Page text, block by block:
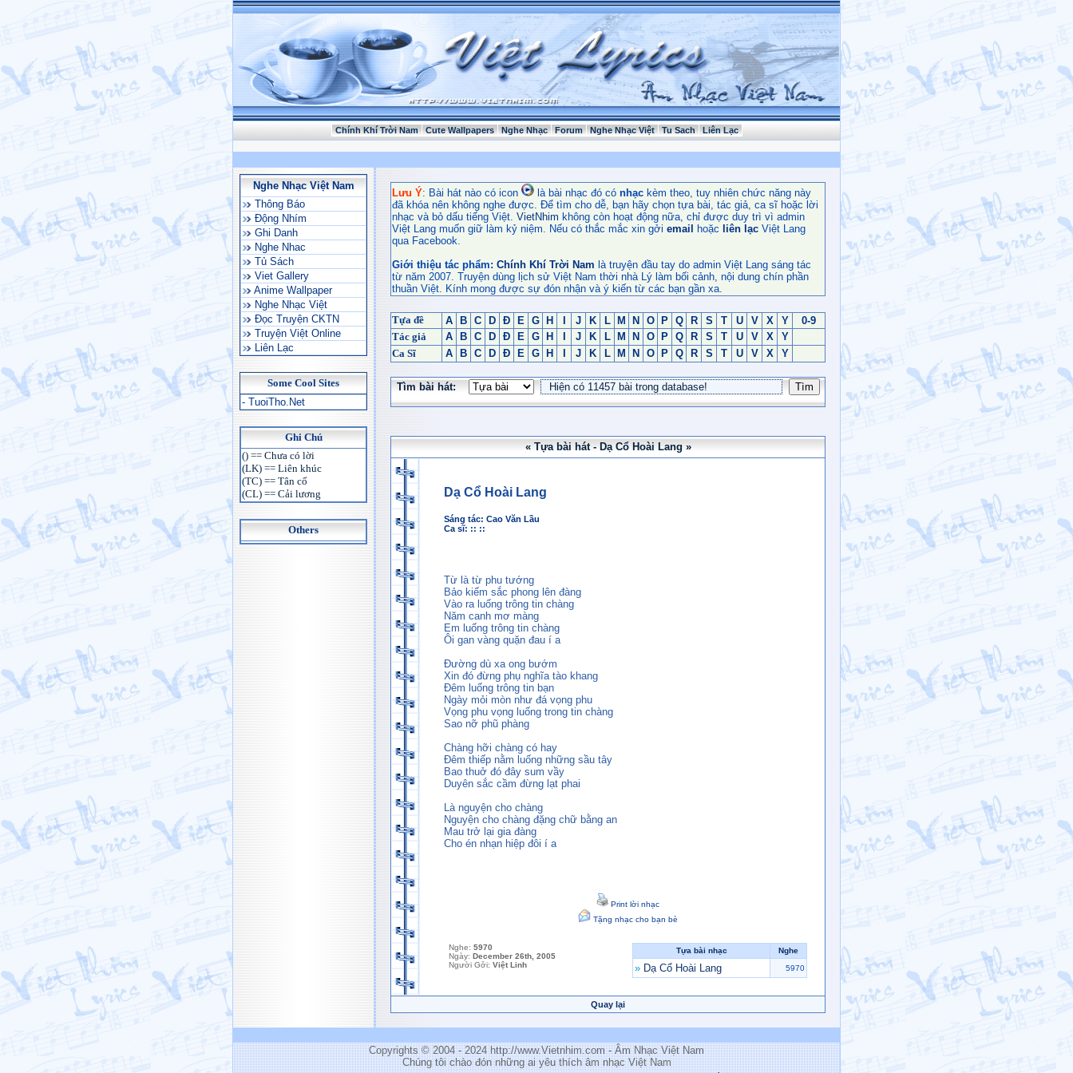
Chính Khí Trời Nam Cute Wallpapers Nghe Nhạc Forum Nghe Nhạc Việt Tu Sach Liên Lạc
Nghe Nhạc Việt Nam
Thông Báo
Động Nhím
Ghi Danh
Nghe Nhac
Tủ Sách
Viet Gallery
Anime Wallpaper
Nghe Nhạc Việt
Đọc Truyện CKTN
Truyện Việt Online
Liên Lạc
Some Cool Sites
- TuoiTho.Net
Ghi Chú
() == Chưa có lời
(LK) == Liên khúc
(TC) == Tân cổ
(CL) == Cải lương
Others
Lưu Ý: Bài hát nào có icon là bài nhạc đó có nhạc kèm theo, tuy nhiên chức năng này
đã khóa nên không nghe được. Để tìm cho dễ, bạn hãy chọn tựa bài, tác giả, ca sĩ hoặc lời
nhạc và bỏ dấu tiếng Việt. VietNhim không còn hoạt động nữa, chỉ được duy trì vì admin
Việt Lang muốn giữ làm kỷ niệm. Nếu có thắc mắc xin gởi email hoặc liên lạc Việt Lang
qua Facebook.
Giới thiệu tác phẩm: Chính Khí Trời Nam là truyện đầu tay do admin Việt Lang sáng tác
từ năm 2007. Truyện dùng lịch sử Việt Nam thời nhà Lý làm bối cảnh, nội dung chín phần
thuần Việt. Kính mong được sự đón nhận và ý kiến từ các bạn gần xa.
Tựa đề A B C D Đ E G H J K L M N O P Q R S T U V X Y
0-9
Tác giả
A B C D Đ E G H J K L M N O P Q R S T U V X
Y
Ca Sĩ
A B C D Đ E G H J K L M N O P Q R S T U V X Y
Tìm bài hát:
« Tựa bài hát - Dạ Cổ Hoài Lang »
Dạ Cổ Hoài Lang
Sáng tác: Cao Văn Lầu
Ca sĩ: :: ::
Từ là từ phu tướng
Bảo kiếm sắc phong lên đàng
Vào ra luống trông tin chàng
Năm canh mơ màng
Em luống trông tin chàng
Ôi gan vàng quặn đau í a
Đường dù xa ong bướm
Xin đó đừng phụ nghĩa tào khang
Ðêm luống trông tin bạn
Ngày mỏi mòn như đá vọng phu
Vọng phu vọng luống trong tin chàng
Sao nỡ phũ phàng
Chàng hỡi chàng có hay
Đêm thiếp nằm luống những sầu tây
Bao thuở đó đây sum vầy
Duyên sắc cầm đừng lạt phai
Là nguyện cho chàng
Nguyện cho chàng đặng chữ bằng an
Mau trở lại gia đàng
Cho én nhạn hiệp đôi í a
Print lời nhạc
Tặng nhạc cho bạn bè
Nghe: 5970
Ngày: December 26th, 2005
Người Gởi: Việt Linh
Tựa bài nhạc Nghe
» Dạ Cổ Hoài Lang 5970
Quay lại
Copyrights © 2004 - 2024 http://www.Vietnhim.com - Âm Nhạc Việt Nam
Chúng tôi chào đón những ai yêu thích âm nhạc Việt Nam